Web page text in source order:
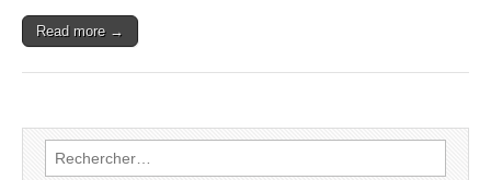
Read more →
Rechercher :